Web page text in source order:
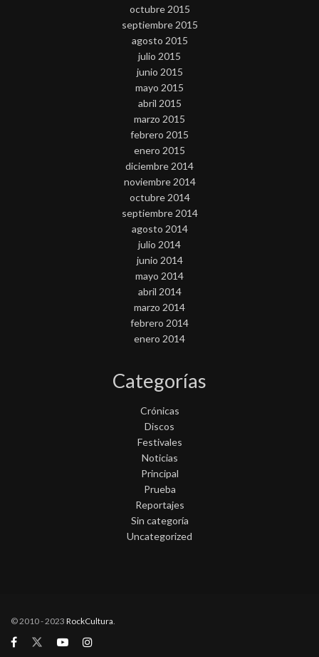
octubre 2015
septiembre 2015
agosto 2015
julio 2015
junio 2015
mayo 2015
abril 2015
marzo 2015
febrero 2015
enero 2015
diciembre 2014
noviembre 2014
octubre 2014
septiembre 2014
agosto 2014
julio 2014
junio 2014
mayo 2014
abril 2014
marzo 2014
febrero 2014
enero 2014
Categorías
Crónicas
Discos
Festivales
Noticias
Principal
Prueba
Reportajes
Sin categoría
Uncategorized
© 2010 - 2023 RockCultura.